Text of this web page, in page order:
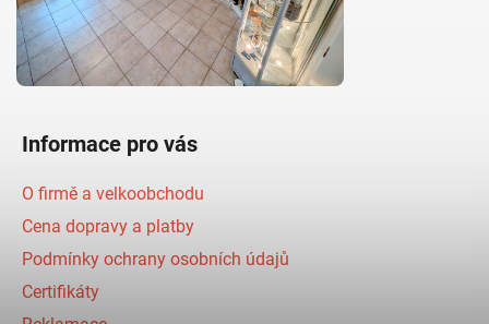
Informace pro vás
O firmě a velkoobchodu
Cena dopravy a platby
Podmínky ochrany osobních údajů
Certifikáty